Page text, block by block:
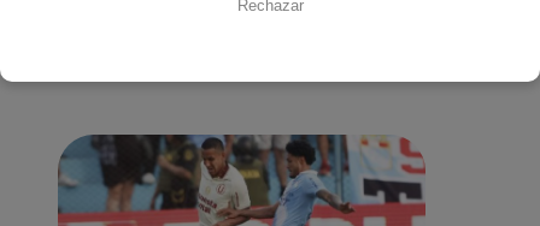
Rechazar